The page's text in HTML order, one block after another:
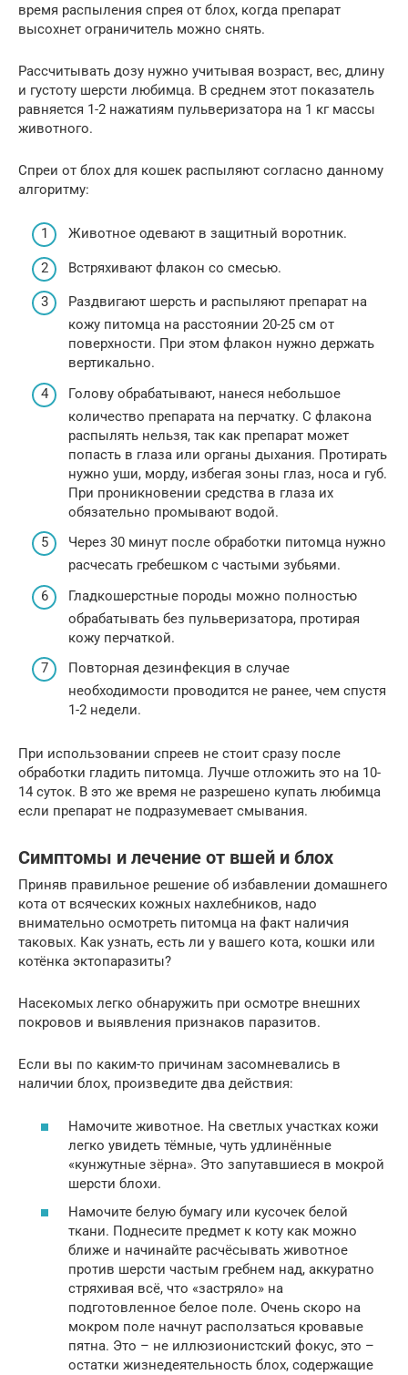
время распыления спрея от блох, когда препарат
высохнет ограничитель можно снять.
Рассчитывать дозу нужно учитывая возраст, вес, длину
и густоту шерсти любимца. В среднем этот показатель
равняется 1-2 нажатиям пульверизатора на 1 кг массы
животного.
Спреи от блох для кошек распыляют согласно данному
алгоритму:
Животное одевают в защитный воротник.
Встряхивают флакон со смесью.
Раздвигают шерсть и распыляют препарат на
кожу питомца на расстоянии 20-25 см от
поверхности. При этом флакон нужно держать
вертикально.
Голову обрабатывают, нанеся небольшое
количество препарата на перчатку. С флакона
распылять нельзя, так как препарат может
попасть в глаза или органы дыхания. Протирать
нужно уши, морду, избегая зоны глаз, носа и губ.
При проникновении средства в глаза их
обязательно промывают водой.
Через 30 минут после обработки питомца нужно
расчесать гребешком с частыми зубьями.
Гладкошерстные породы можно полностью
обрабатывать без пульверизатора, протирая
кожу перчаткой.
Повторная дезинфекция в случае
необходимости проводится не ранее, чем спустя
1-2 недели.
При использовании спреев не стоит сразу после
обработки гладить питомца. Лучше отложить это на 10-
14 суток. В это же время не разрешено купать любимца
если препарат не подразумевает смывания.
Симптомы и лечение от вшей и блох
Приняв правильное решение об избавлении домашнего
кота от всяческих кожных нахлебников, надо
внимательно осмотреть питомца на факт наличия
таковых. Как узнать, есть ли у вашего кота, кошки или
котёнка эктопаразиты?
Насекомых легко обнаружить при осмотре внешних
покровов и выявления признаков паразитов.
Если вы по каким-то причинам засомневались в
наличии блох, произведите два действия:
Намочите животное. На светлых участках кожи
легко увидеть тёмные, чуть удлинённые
«кунжутные зёрна». Это запутавшиеся в мокрой
шерсти блохи.
Намочите белую бумагу или кусочек белой
ткани. Поднесите предмет к коту как можно
ближе и начинайте расчёсывать животное
против шерсти частым гребнем над, аккуратно
стряхивая всё, что «застряло» на
подготовленное белое поле. Очень скоро на
мокром поле начнут расползаться кровавые
пятна. Это – не иллюзионистский фокус, это –
остатки жизнедеятельность блох, содержащие